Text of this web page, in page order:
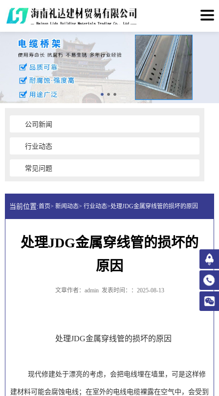
公司新闻
行业动态
常见问题
当前位置:首页> 新闻动态> 行业动态>处理JDG金属穿线管的损坏的原因
处理JDG金属穿线管的损坏的
原因
文章作者：admin 发表时间：：2025-08-13
处理JDG金属穿线管的损坏的原因
现代修建处于漂亮的考虑，会把电线埋在墙里，可是这样修
建材料可能会腐蚀电线；在室外的电线电缆裸露在空气中，会受到